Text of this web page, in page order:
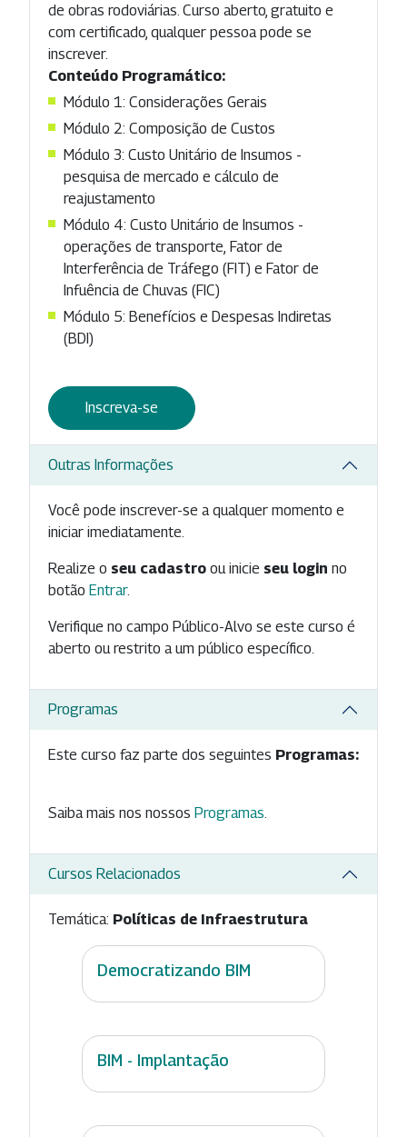
de obras rodoviárias. Curso aberto, gratuito e
com certificado, qualquer pessoa pode se
inscrever.
Conteúdo Programático:
Módulo 1: Considerações Gerais
Módulo 2: Composição de Custos
Módulo 3: Custo Unitário de Insumos -
pesquisa de mercado e cálculo de
reajustamento
Módulo 4: Custo Unitário de Insumos -
operações de transporte, Fator de
Interferência de Tráfego (FIT) e Fator de
Infuência de Chuvas (FIC)
Módulo 5: Benefícios e Despesas Indiretas
(BDI)
Inscreva-se
Outras Informações
Você pode inscrever-se a qualquer momento e
iniciar imediatamente.
Realize o seu cadastro ou inicie seu login no
botão Entrar.
Verifique no campo Público-Alvo se este curso é
aberto ou restrito a um público específico.
Programas
Este curso faz parte dos seguintes Programas:
Saiba mais nos nossos Programas
Cursos Relacionados
Temática: Políticas de Infraestrutura
Democratizando BIM
BIM - Implantação